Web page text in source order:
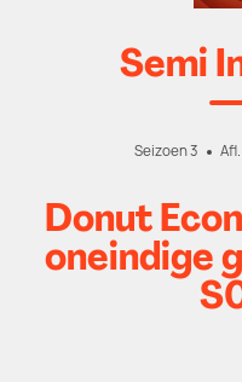
Semi
Seizoen 3
Donut
oneindige